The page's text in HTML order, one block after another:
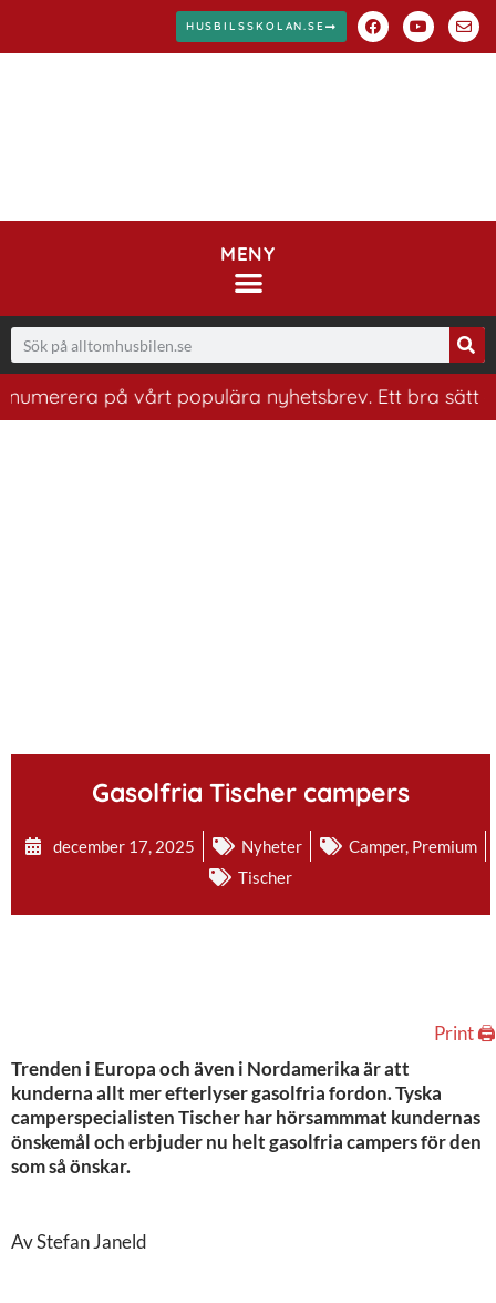
HUSBILSSKOLAN.SE
MENY
på vårt populära nyhetsbrev. Ett bra sätt att
Gasolfria Tischer campers
december 17, 2025 Nyheter Camper, Premium
Tischer
Print 🖨
Trenden i Europa och även i Nordamerika är att
kunderna allt mer efterlyser gasolfria fordon. Tyska
camperspecialisten Tischer har hörsammmat kundernas
önskemål och erbjuder nu helt gasolfria campers för den
som så önskar.
Av Stefan Janeld